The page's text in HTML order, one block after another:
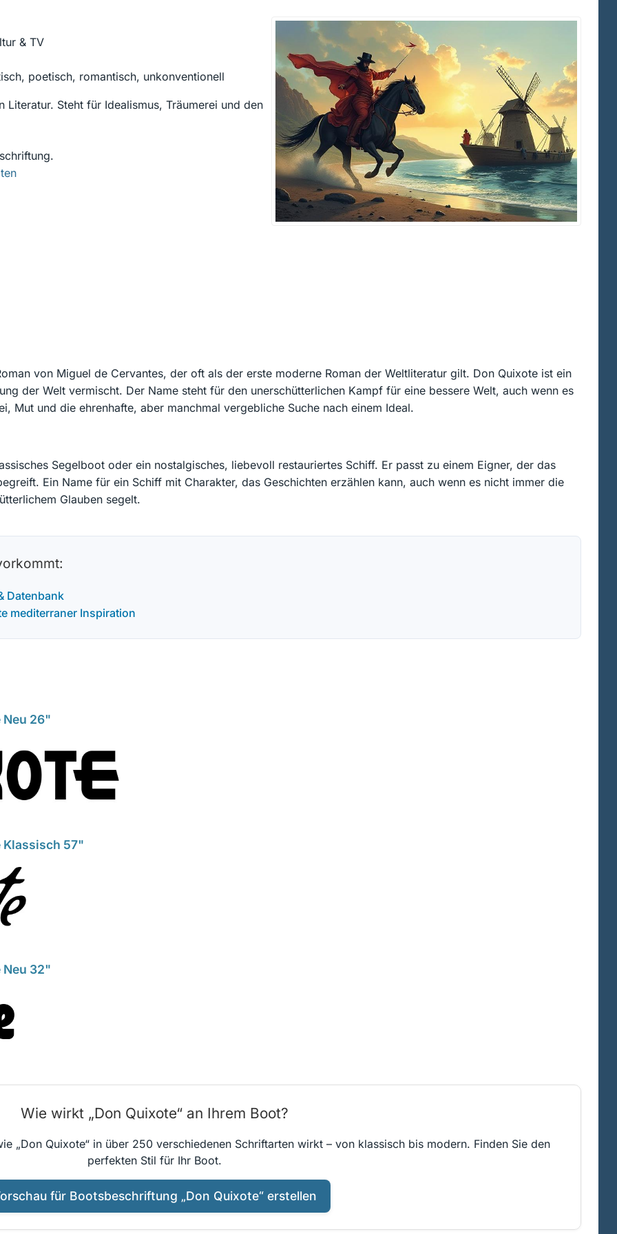
& TV
poetisch, romantisch, unkonventionell
Steht für Idealismus, Träumerei und den
von Miguel de Cervantes, der oft als der erste moderne Roman der Weltliteratur gilt. Don Quixote ist ein
der Welt vermischt. Der Name steht für den unerschütterlichen Kampf für eine bessere Welt, auch wenn es
Mut und die ehrenhafte, aber manchmal vergebliche Suche nach einem Ideal.
Segelboot oder ein nostalgisches, liebevoll restauriertes Schiff. Er passt zu einem Eigner, der das
Ein Name für ein Schiff mit Charakter, das Geschichten erzählen kann, auch wenn es nicht immer die
Glauben segelt.
Datenbank
mediterraner Inspiration
26"
Klassisch 57"
32"
Wie wirkt „Don Quixote“ an Ihrem Boot?
„Don Quixote“ in über 250 verschiedenen Schriftarten wirkt – von klassisch bis modern. Finden Sie den
perfekten Stil für Ihr Boot.
für Bootsbeschriftung „Don Quixote“ erstellen